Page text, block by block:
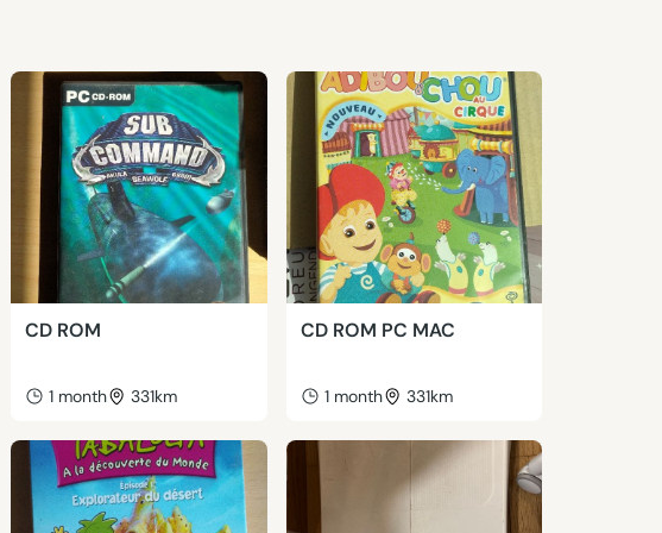
CD ROM
1 month 331km
CD ROM PC MAC
1 month 331km